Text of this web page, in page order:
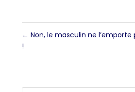
← Non, le masculin ne
!